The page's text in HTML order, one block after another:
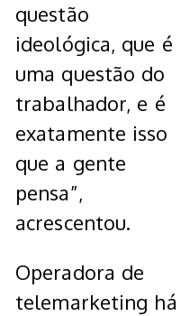
questão
ideológica, que é
uma questão do
trabalhador, e é
exatamente isso
que a gente
pensa”,
acrescentou.
Operadora de
telemarketing há